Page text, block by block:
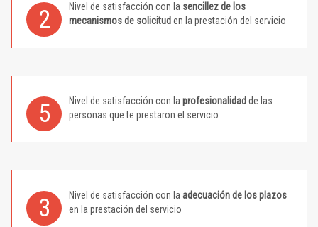
2 Nivel de satisfacción con la sencillez de los
mecanismos de solicitud en la prestación del servicio
5 Nivel de satisfacción con la profesionalidad de las
personas que te prestaron el servicio
3 Nivel de satisfacción con la adecuación de los plazos
en la prestación del servicio